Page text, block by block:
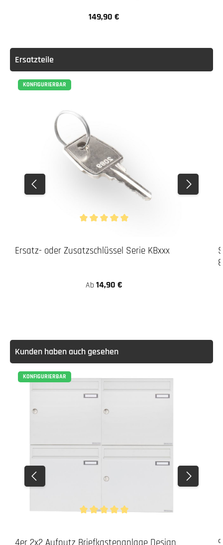
Regulärer Preis:
149,90 €
Ersatzteile
KONFIGURIERBAR
Ersatz- oder Zusatzschlüssel Serie KBxxx
Ab 14,90 €
Kunden haben auch gesehen
KONFIGURIERBAR